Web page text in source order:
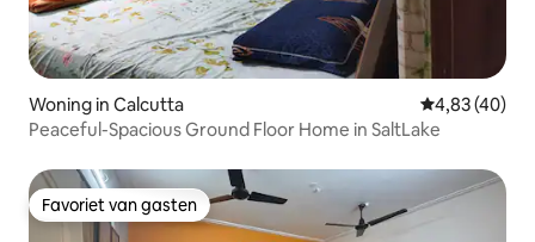
Woning in Calcutta Gemiddelde
4,83 (40)
Peaceful-Spacious Ground Floor Home in SaltLake
Favoriet van gasten
Favoriet van gasten